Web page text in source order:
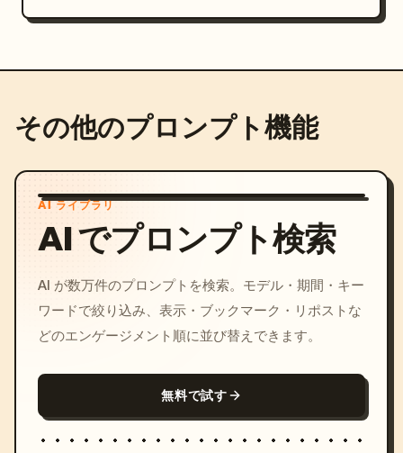
その他のプロンプト機能
AI ライブラリ
AI でプロンプト検索
AI が数万件のプロンプトを検索。モデル・期間・キー
ワードで絞り込み、表示・ブックマーク・リポストな
どのエンゲージメント順に並び替えできます。
無料で試す